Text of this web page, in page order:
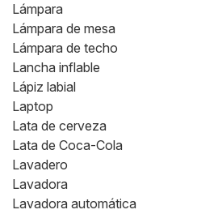
Lámpara
Lámpara de mesa
Lámpara de techo
Lancha inflable
Lápiz labial
Laptop
Lata de cerveza
Lata de Coca-Cola
Lavadero
Lavadora
Lavadora automática